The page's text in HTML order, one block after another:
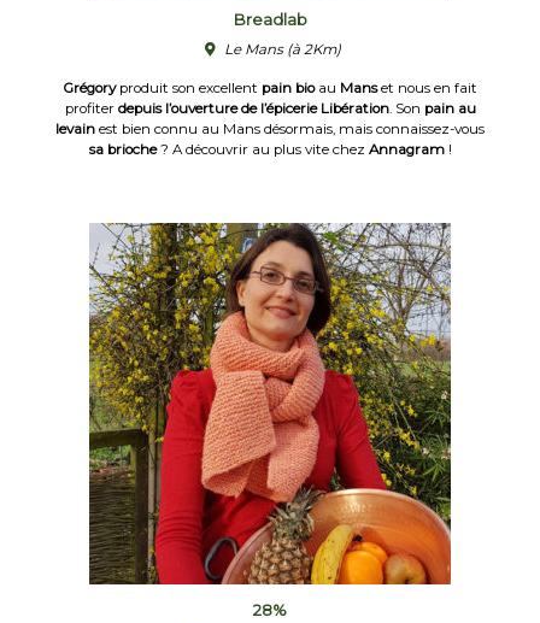
Breadlab
Le Mans(à 2Km)
Grégoryproduit son excellent pain bioau Manset nous en fait
profiter depuis l’ouverture de l’épicerie Libération. Son pain au
levain est bien connu au Mans désormais, mais connaissez-vous
sa brioche? A découvrir au plus vite chez Annagram!
28%